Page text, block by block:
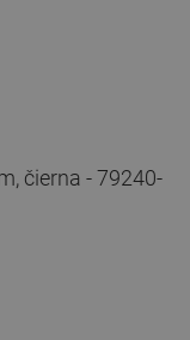
čierna - 79240-